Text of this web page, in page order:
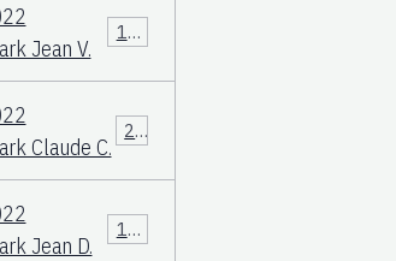
Jean V.
106
Claude C.
23
Jean D.
108